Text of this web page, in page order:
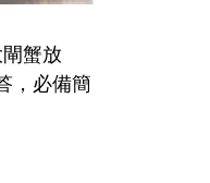
蟹放
，必備簡